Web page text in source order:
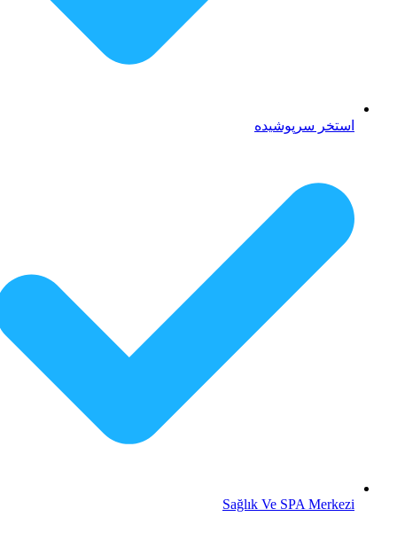
استخر سرپوشیده
Sağlık Ve SPA Merkezi